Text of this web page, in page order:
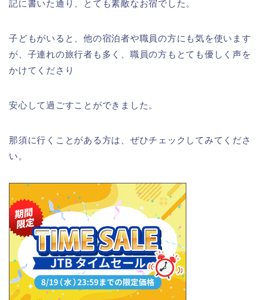
記に書いた通り、とても素敵なお宿でした。
子どもがいると、他の宿泊者や職員の方にも気を使います
が、子連れの旅行者も多く、職員の方もとても優しく声を
かけてくださり
安心して過ごすことができました。
那須に行くことがある方は、ぜひチェックしてみてくださ
い。